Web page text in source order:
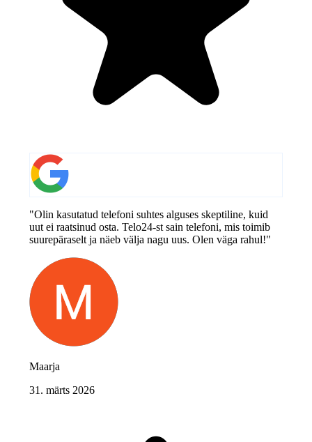
"Olin kasutatud telefoni suhtes alguses skeptiline, kuid
uut ei raatsinud osta. Telo24-st sain telefoni, mis toimib
suurepäraselt ja näeb välja nagu uus. Olen väga rahul!"
Maarja
31. märts 2026